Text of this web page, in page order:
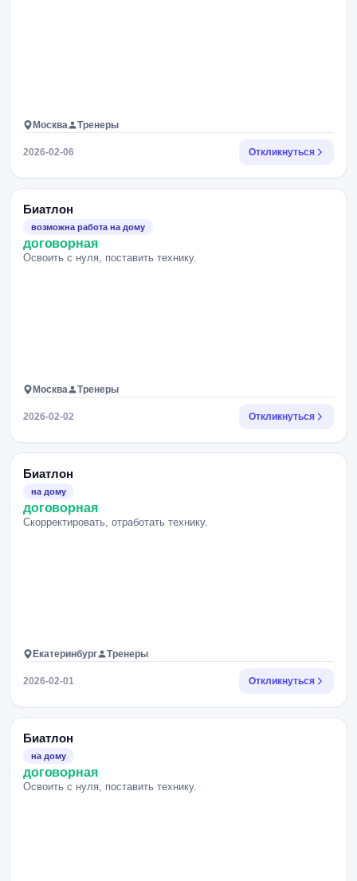
Москва Тренеры
2026-02-06 Откликнуться
Биатлон
возможна работа на дому
договорная
Освоить с нуля, поставить технику.
Москва Тренеры
2026-02-02 Откликнуться
Биатлон
на дому
договорная
Скорректировать, отработать технику.
Екатеринбург Тренеры
2026-02-01 Откликнуться
Биатлон
на дому
договорная
Освоить с нуля, поставить технику.